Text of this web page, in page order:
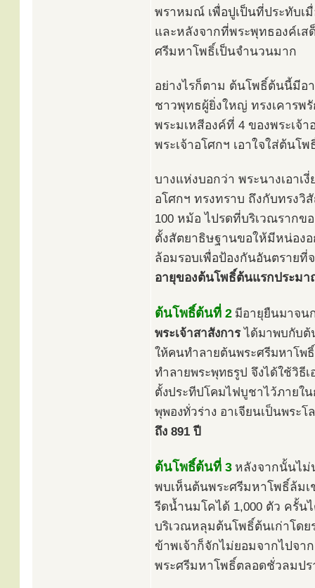
พราหมณ์ เพื่อปูเป็นที่ประทับเ
และหลังจากที่พระพุทธองค์เ
ศรีมหาโพธิ์เป็นจำนวนมาก
อย่างไรก็ตาม ต้นโพธิ์ต้นนี้มี
ชาวพุทธผู้ยิ่งใหญ่ ทรงเคารพ
พระมเหสีองค์ที่ 4 ของพระเจ้
พระเจ้าอโศกฯ เอาใจใส่ต้นโ
บางแห่งบอกว่า พระนางเอาเ
อโศกฯ ทรงทราบ ถึงกับทรง
100 หม้อ ไปรดที่บริเวณราก
ตั้งสัตยาธิษฐานขอให้มีหน่อง
ล้อมรอบเพื่อป้องกันอันตราย
อายุของต้นโพธิ์ต้นแรกประมา
ต้นโพธิ์ต้นที่ 2 มีอายุยืนมาจน
พระเจ้าสาสังการได้มาพบกับต้
ให้คนทำลายต้นพระศรีมหาโพ
ทำลายพระพุทธรูป จึงได้ใช้วิธี
ตั้งประทีปโคมไฟบูชาไว้ภายใ
พุพองทั่วร่าง อาเจียนเป็นพระ
ถึง 891 ปี
ต้นโพธิ์ต้นที่ 3 หลังจากนั้นไ
พบเห็นต้นพระศรีมหาโพธิ์ล้ม
รีดน้ำนมโคได้ 1,000 ตัว ครั้
บริเวณหลุมต้นโพธิ์ต้นเก่าโด
ข้าพเจ้าก็จักไม่ยอมจากไปจ
พระศรีมหาโพธิ์ตลอดชั่วลมป